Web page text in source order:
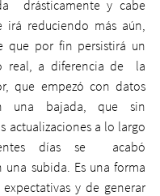
drásticamente y cabe
irá reduciendo más aún,
que por fin persistirá un
real, a diferencia de  la
que empezó con datos
una bajada, que sin
actualizaciones a lo largo
días se  acabó
subida. Es una forma
y de generar